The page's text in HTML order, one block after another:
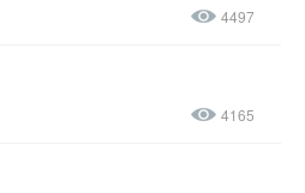
4497
4165